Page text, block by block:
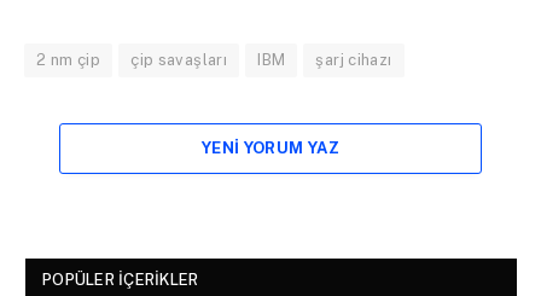
2 nm çip çip savaşları IBM şarj cihazı
YENI YORUM YAZ
POPÜLER İÇERIKLER